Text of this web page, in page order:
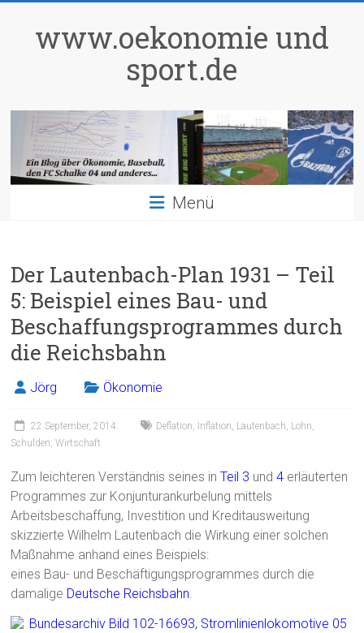
springenwww.oekonomie und
sport.de
Menü
Der Lautenbach-Plan 1931 – Teil
5: Beispiel eines Bau- und
Beschaffungsprogrammes durch
die Reichsbahn
Jörg Ökonomie
22 September, 2014 Deflation, Inflation, Lautenbach, Lohn,
Schulden,Wirtschaft
Zum leichteren Verständnis seines inTeil 3 und4 erläuterten
Programmes zur Konjunturankurbelung mittels
Arbeitsbeschaffung, Investition und Kreditausweitung
skizzierte Wilhelm Lautenbach die Wirkung einer solchen
Maßnahme anhand eines Beispiels:
eines Bau- und Beschäftigungsprogrammes durch die
damalige Deutsche Reichsbahn.